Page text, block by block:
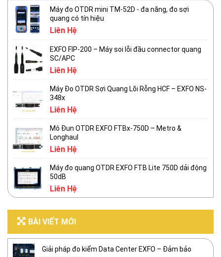
Máy đo OTDR mini TM-52D - đa năng, đo sợi
quang có tín hiệu
Liên Hệ
EXFO FIP-200 – Máy soi lỗi đầu connector quang
SC/APC
Liên Hệ
Máy Đo OTDR Sợi Quang Lõi Rỗng HCF – EXFO NS-
348x
Liên Hệ
Mô Đun OTDR EXFO FTBx-750D – Metro &
Longhaul
Liên Hệ
Máy đo quang OTDR EXFO FTB Lite 750D dải động
50dB
Liên Hệ
BÀI VIẾT MỚI
Giải pháp đo kiểm Data Center EXFO – Đảm bảo